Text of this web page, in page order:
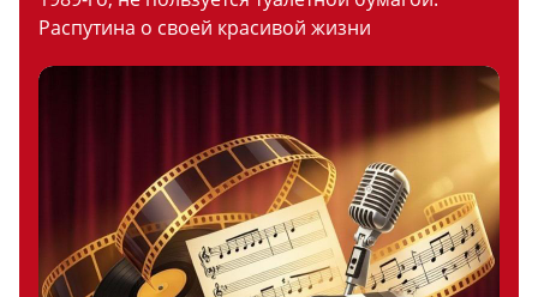
Распутина о своей красивой жизни